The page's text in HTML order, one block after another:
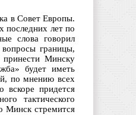
в Совет Европы.
последних лет по
слова говорил
границы,
Минску
будет иметь
по мнению всех
вскоре придется
тактического
Минск стремится